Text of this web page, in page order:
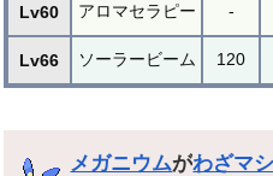
Lv60 アロマセラピー -
Lv66 ソーラービーム 120
メガニウムがわざマ